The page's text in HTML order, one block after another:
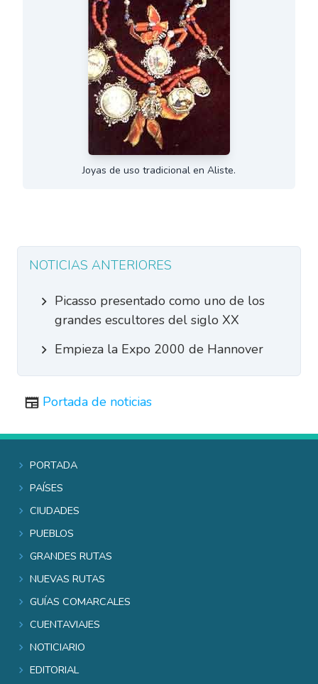
Joyas de uso tradicional en Aliste.
NOTICIAS ANTERIORES
Picasso presentado como uno de los
grandes escultores del siglo XX
Empieza la Expo 2000 de Hannover
Portada de noticias
Portada
Países
Ciudades
Pueblos
Grandes rutas
Nuevas rutas
Guías comarcales
Cuentaviajes
Noticiario
Editorial